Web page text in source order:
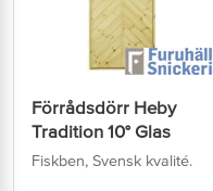
Förrådsdörr Heby
Tradition 10° Glas
Fiskben, Svensk kvalité.